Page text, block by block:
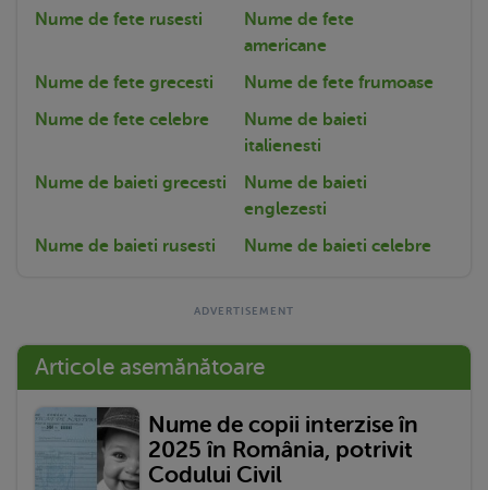
Nume de fete rusesti
Nume de fete
americane
Nume de fete grecesti
Nume de fete frumoase
Nume de fete celebre
Nume de baieti
italienesti
Nume de baieti grecesti
Nume de baieti
englezesti
Nume de baieti rusesti
Nume de baieti celebre
Articole asemănătoare
Nume de copii interzise în
2025 în România, potrivit
Codului Civil